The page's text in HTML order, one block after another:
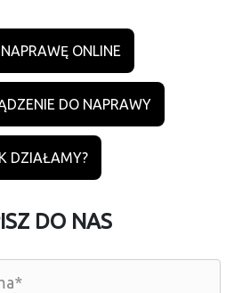
ONLINE
DO NAPRAWY
DZIAŁAMY?
DO NAS